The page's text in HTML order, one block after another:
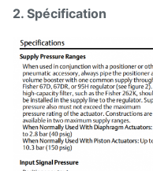
2. Spécification